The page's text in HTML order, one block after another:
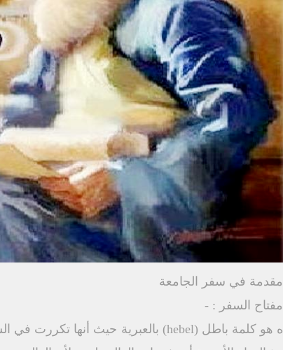
مقدمة في سفر الجامعة
مفتاح السفر : -